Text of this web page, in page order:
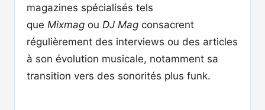
magazines spécialisés tels
que Mixmag ou DJ Mag consacrent
régulièrement des interviews ou des articles
à son évolution musicale, notamment sa
transition vers des sonorités plus funk.